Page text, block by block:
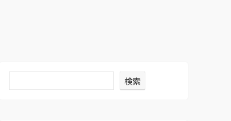
検索